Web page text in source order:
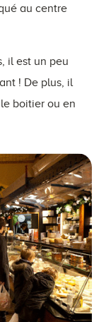
au centre
il est un peu
! De plus, il
boitier ou en